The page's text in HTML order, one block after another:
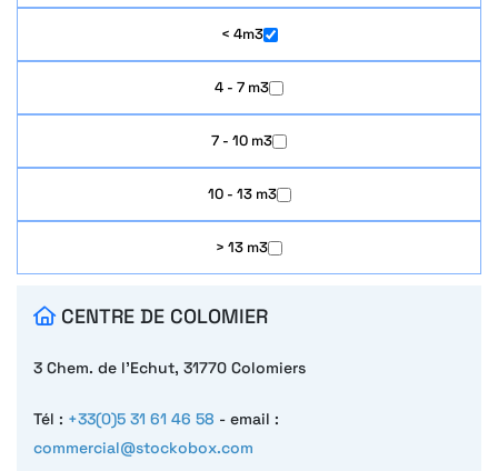
< 4m3
4 - 7 m3
7 - 10 m3
10 - 13 m3
> 13 m3
CENTRE DE COLOMIER
3 Chem. de l'Echut, 31770 Colomiers
Tél : +33(0)5 31 61 46 58 - email :
commercial@stockobox.com